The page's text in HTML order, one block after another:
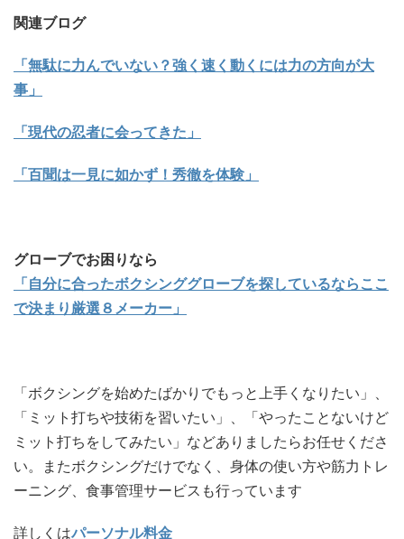
関連ブログ
「無駄に力んでいない？強く速く動くには力の方向が大
事」
「現代の忍者に会ってきた」
「百聞は一見に如かず！秀徹を体験」
グローブでお困りなら
「自分に合ったボクシンググローブを探しているならここ
で決まり厳選８メーカー」
「ボクシングを始めたばかりでもっと上手くなりたい」、
「ミット打ちや技術を習いたい」、「やったことないけど
ミット打ちをしてみたい」などありましたらお任せくださ
い。またボクシングだけでなく、身体の使い方や筋力トレ
ーニング、食事管理サービスも行っています
詳しくはパーソナル料金